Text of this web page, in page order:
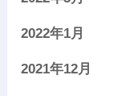
2022年1月
2021年12月